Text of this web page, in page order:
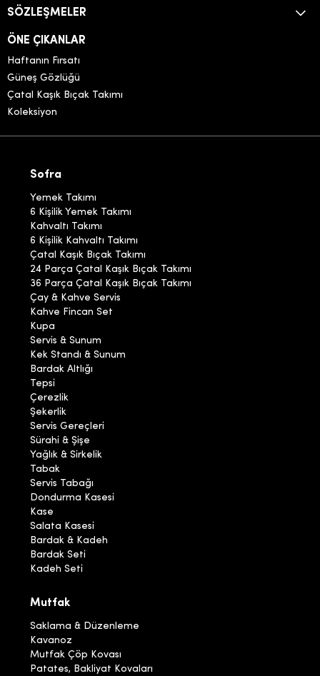
SÖZLEŞMELER
ÖNE ÇIKANLAR
Haftanın Fırsatı
Güneş Gözlüğü
Çatal Kaşık Bıçak Takımı
Koleksiyon
Sofra
Yemek Takımı
6 Kişilik Yemek Takımı
Kahvaltı Takımı
6 Kişilik Kahvaltı Takımı
Çatal Kaşık Bıçak Takımı
24 Parça Çatal Kaşık Bıçak Takımı
36 Parça Çatal Kaşık Bıçak Takımı
Çay & Kahve Servis
Kahve Fincan Set
Kupa
Servis & Sunum
Kek Standı & Sunum
Bardak Altlığı
Tepsi
Çerezlik
Şekerlik
Servis Gereçleri
Sürahi & Şişe
Yağlık & Sirkelik
Tabak
Servis Tabağı
Dondurma Kasesi
Kase
Salata Kasesi
Bardak & Kadeh
Bardak Seti
Kadeh Seti
Mutfak
Saklama & Düzenleme
Kavanoz
Mutfak Çöp Kovası
Patates, Bakliyat Kovaları